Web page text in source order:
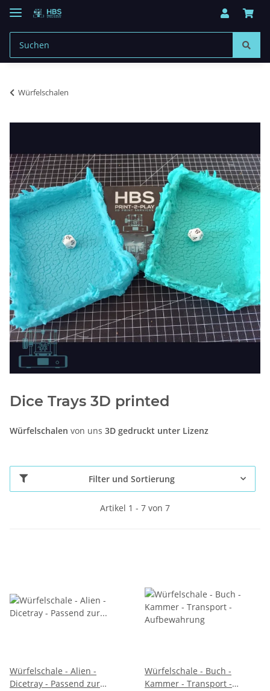
Würfelschalen
Dice Trays 3D printed
Würfelschalen von uns 3D gedruckt unter Lizenz
Filter und Sortierung
Artikel 1 - 7 von 7
Würfelschale - Alien -
Dicetray - Passend zur
Würfelschale - Buch -
Kammer - Transport -